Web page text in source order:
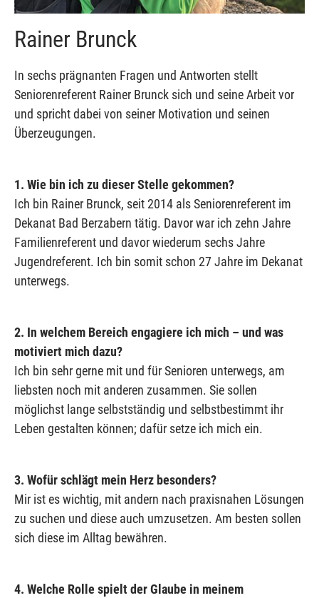
Rainer Brunck
In sechs prägnanten Fragen und Antworten stellt
Seniorenreferent Rainer Brunck sich und seine Arbeit vor
und spricht dabei von seiner Motivation und seinen
Überzeugungen.
1. Wie bin ich zu dieser Stelle gekommen?
Ich bin Rainer Brunck, seit 2014 als Seniorenreferent im
Dekanat Bad Berzabern tätig. Davor war ich zehn Jahre
Familienreferent und davor wiederum sechs Jahre
Jugendreferent. Ich bin somit schon 27 Jahre im Dekanat
unterwegs.
2. In welchem Bereich engagiere ich mich – und was
motiviert mich dazu?
Ich bin sehr gerne mit und für Senioren unterwegs, am
liebsten noch mit anderen zusammen. Sie sollen
möglichst lange selbstständig und selbstbestimmt ihr
Leben gestalten können; dafür setze ich mich ein.
3. Wofür schlägt mein Herz besonders?
Mir ist es wichtig, mit andern nach praxisnahen Lösungen
zu suchen und diese auch umzusetzen. Am besten sollen
sich diese im Alltag bewähren.
4. Welche Rolle spielt der Glaube in meinem